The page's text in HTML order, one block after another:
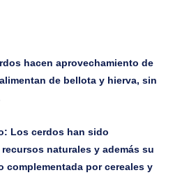
hacen aprovechamiento de
de bellota y hierva, sin
Los cerdos han sido
naturales y además su
complementada por cereales y